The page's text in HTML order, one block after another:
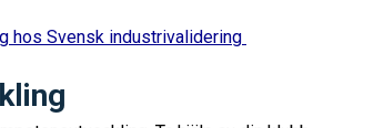
hos Svensk industrivalidering